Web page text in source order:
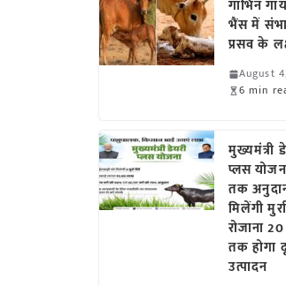
गाभिन
भैंस में
प्रसव के
August
6 min
मुख्यमंत्री
प्लस
तक
मिलेंगी
रोजाना
तक होगा
उत्पादन